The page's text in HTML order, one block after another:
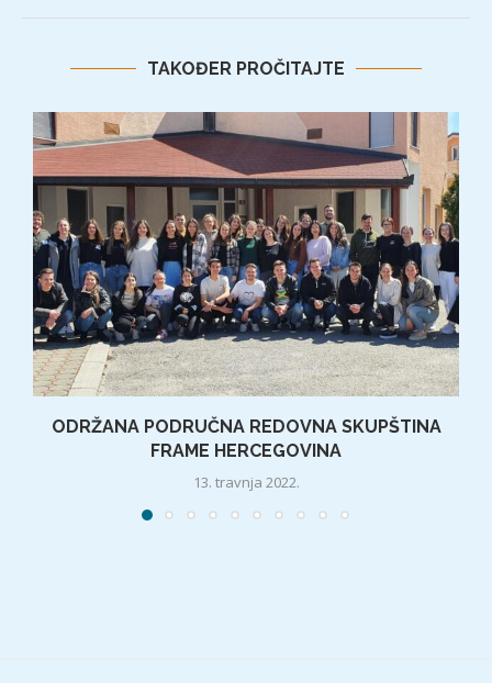
TAKOĐER PROČITAJTE
ODRŽANA PODRUČNA REDOVNA SKUPŠTINA
FRAME HERCEGOVINA
13. travnja 2022.